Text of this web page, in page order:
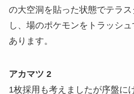
の大空洞を貼った状態でテラ
し、場のポケモンをトラッシ
あります。
アカマツ 2
1枚採用も考えましたが序盤に